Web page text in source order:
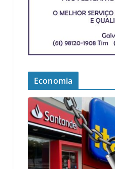
Economia